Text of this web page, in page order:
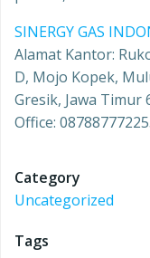
SINERGY GAS
Alamat Kantor:
D, Mojo Kopek,
Gresik, Jawa Timur
Office:
Category
Uncategorized
Tags